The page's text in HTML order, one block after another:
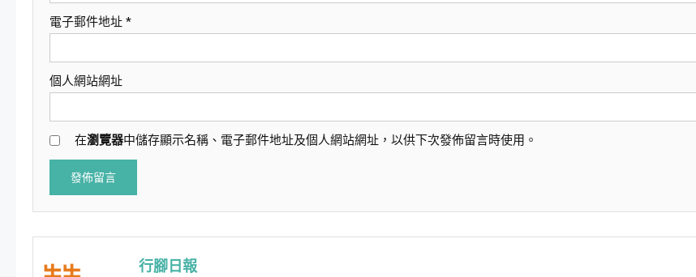
電子郵件地址 *
個人網站網址
在瀏覽器中儲存顯示名稱、電子郵件地址及個人網站網址，以供下次發佈留言時使用。
行腳日報